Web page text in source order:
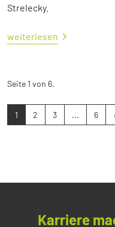
Strelecky.
weiterlesen
Seite 1 von 6.
1 2 3 ... 6
Karriere